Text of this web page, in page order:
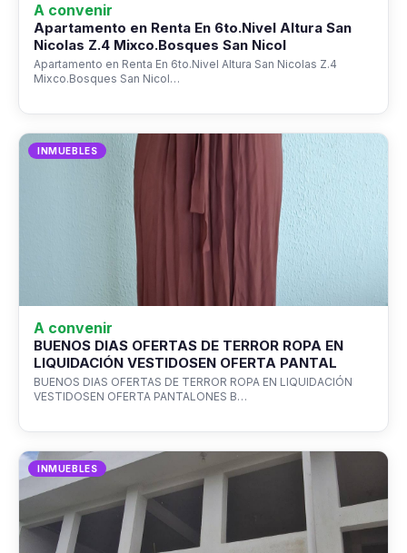
A convenir
Apartamento en Renta En 6to.Nivel Altura San
Nicolas Z.4 Mixco.Bosques San Nicol
Apartamento en Renta En 6to.Nivel Altura San Nicolas Z.4
Mixco.Bosques San Nicol…
INMUEBLES
A convenir
BUENOS DIAS OFERTAS DE TERROR ROPA EN
LIQUIDACIÓN VESTIDOSEN OFERTA PANTAL
BUENOS DIAS OFERTAS DE TERROR ROPA EN LIQUIDACIÓN
VESTIDOSEN OFERTA PANTALONES B…
INMUEBLES